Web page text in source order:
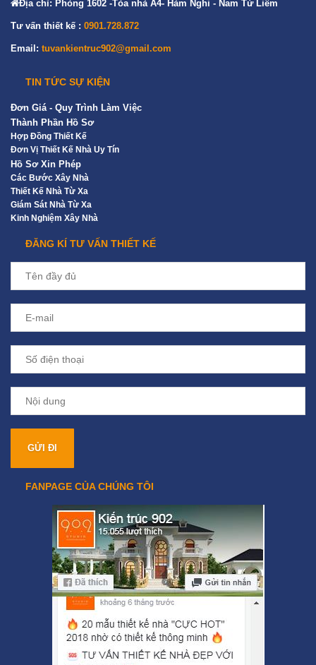
Địa chỉ: Phòng 1602 -Tòa nhà A4- Hàm Nghi - Nam Từ Liêm
Tư vấn thiết kế : 0901.728.872
Email: tuvankientruc902@gmail.com
TIN TỨC SỰ KIỆN
Đơn Giá - Quy Trình Làm Việc
Thành Phần Hồ Sơ
Hợp Đồng Thiết Kế
Đơn Vị Thiết Kế Nhà Uy Tín
Hồ Sơ Xin Phép
Các Bước Xây Nhà
Thiết Kế Nhà Từ Xa
Giám Sát Nhà Từ Xa
Kinh Nghiệm Xây Nhà
ĐĂNG KÍ TƯ VẤN THIẾT KẾ
FANPAGE CỦA CHÚNG TÔI